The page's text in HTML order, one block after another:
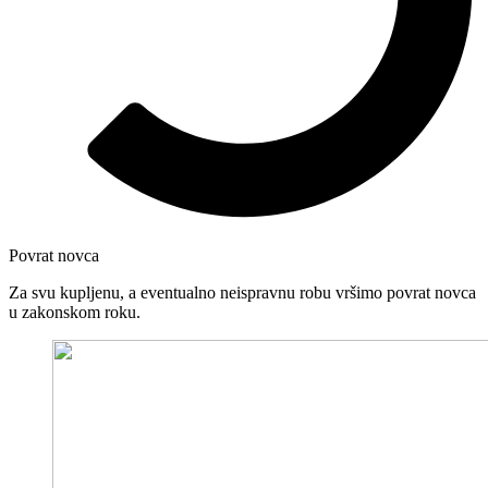
Povrat novca
Za svu kupljenu, a eventualno neispravnu robu vršimo povrat novca
u zakonskom roku.